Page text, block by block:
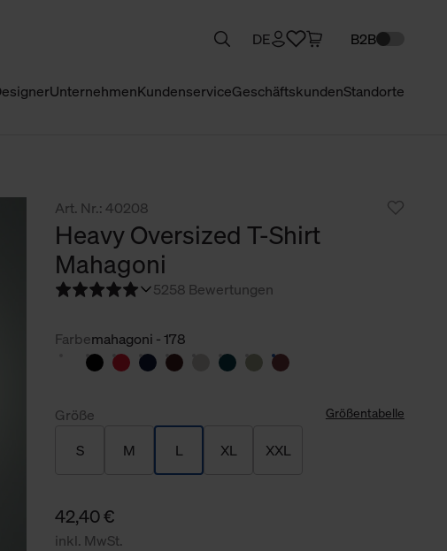
UnternehmenKundenserviceGeschäftskundenStandorte
DE B2B
Art. Nr.: 40208
Heavy Oversized T-Shirt
Mahagoni
5258 Bewertungen
Farbemahagoni - 178
Größe Größentabelle
S M L XL XXL
42,40 €
inkl. MwSt.